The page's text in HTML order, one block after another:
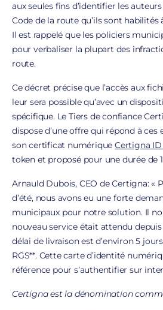
aux seules fins d’identifier les
Code de la route qu’ils sont habilités
Il est rappelé que les policiers
pour verbaliser la plupart des
route.
Ce décret précise que l’accès aux
leur sera possible qu’avec un
spécifique. Le Tiers de confiance
dispose d’une offre qui répond à ces
son certificat numériqueCertigna ID
token et proposé pour une durée de
Arnauld Dubois, CEO de Certigna: «
d’été, nous avons eu une forte
municipaux pour notre solution. Il
nouveau service était attendu
délai de livraison est d’environ 5
RGS**. Cette carte d’identité
référence pour s’authentifier sur
Certigna est la dénomination